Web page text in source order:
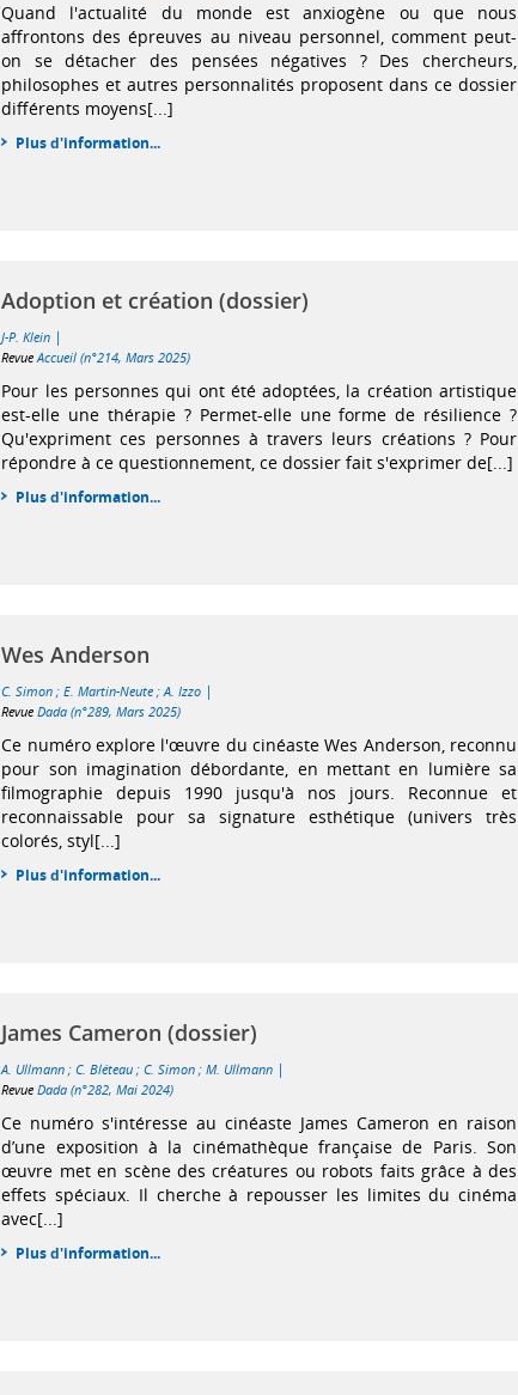
Quand l'actualité du monde est anxiogène ou que nous
affrontons des épreuves au niveau personnel, comment peut-
on se détacher des pensées négatives ? Des chercheurs,
philosophes et autres personnalités proposent dans ce dossier
différents moyens[...]
Plus d'information...
Adoption et création (dossier)
J-P. Klein |
RevueAccueil (n°214, Mars 2025)
Pour les personnes qui ont été adoptées, la création artistique
est-elle une thérapie ? Permet-elle une forme de résilience ?
Qu'expriment ces personnes à travers leurs créations ? Pour
répondre à ce questionnement, ce dossier fait s'exprimer de[...]
Plus d'information...
Wes Anderson
C. Simon ;E. Martin-Neute ;A. Izzo |
RevueDada (n°289, Mars 2025)
Ce numéro explore l'œuvre du cinéaste Wes Anderson, reconnu
pour son imagination débordante, en mettant en lumière sa
filmographie depuis 1990 jusqu'à nos jours. Reconnue et
reconnaissable pour sa signature esthétique (univers très
colorés, styl[...]
Plus d'information...
James Cameron (dossier)
A. Ullmann ;C. Bléteau ;C. Simon ;M. Ullmann |
RevueDada (n°282, Mai 2024)
Ce numéro s'intéresse au cinéaste James Cameron en raison
d’une exposition à la cinémathèque française de Paris. Son
œuvre met en scène des créatures ou robots faits grâce à des
effets spéciaux. Il cherche à repousser les limites du cinéma
avec[...]
Plus d'information...